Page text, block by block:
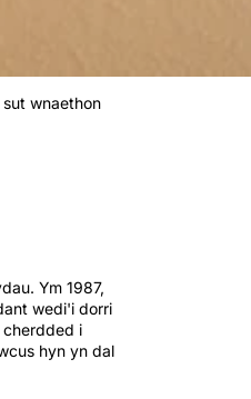
wnaethon
Ym 1987,
wedi'i dorri
cherdded i
hyn yn dal